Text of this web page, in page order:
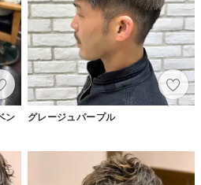
ン
グレージュパープル